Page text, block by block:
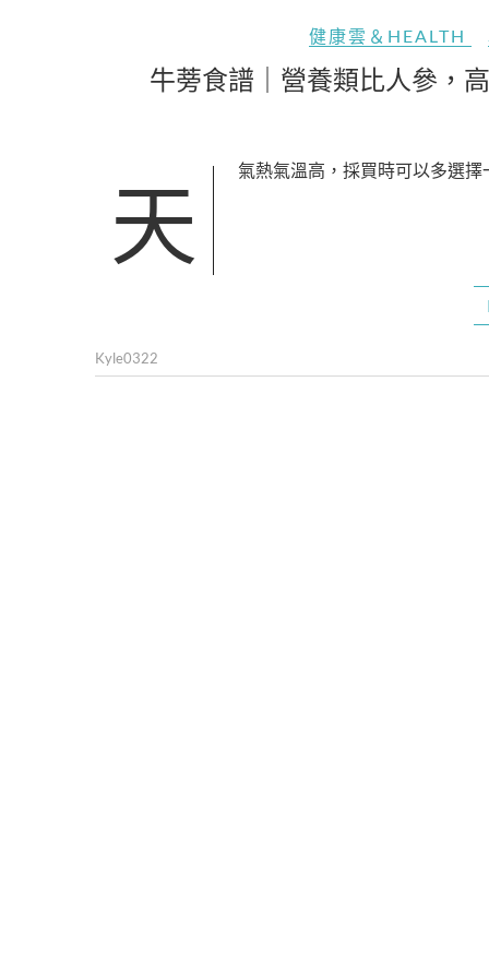
健康雲＆HEALTH
牛蒡食譜｜營養類比人參，
天氣熱氣溫高，採買時可以多選
Kyle0322